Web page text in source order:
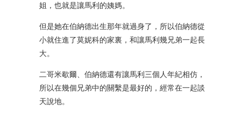
姐，也就是讓馬利的姨媽。
但是她在伯納德出生那年就過身了，所以伯納德從
小就住進了莫妮科的家裏，和讓馬利幾兄弟一起長
大。
二哥米歇爾、伯納德還有讓馬利三個人年紀相仿，
所以在幾個兄弟中的關繫是最好的，經常在一起談
天說地。